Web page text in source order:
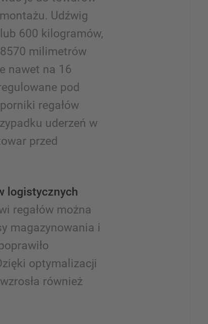
Udźwig
600 kilogramów,
milimetrów
nawet na 16
pod
regałów
uderzeń w
przed
logistycznych
regałów można
magazynowania i
optymalizacji
również